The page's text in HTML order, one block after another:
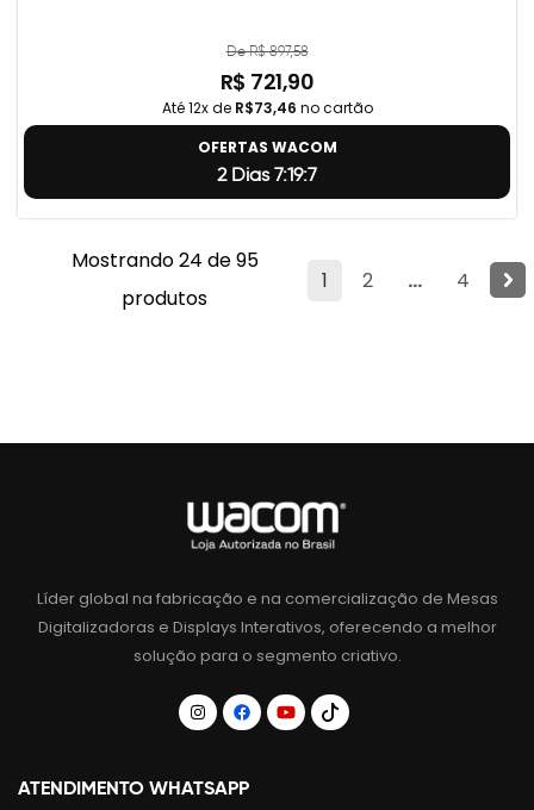
De R$ 897,58
R$ 721,90
Até 12x de R$73,46 no cartão
OFERTAS WACOM
2 Dias 7:19:5
1 2 ... 4
Mostrando 24 de 95
produtos
Líder global na fabricação e na comercialização de Mesas
Digitalizadoras e Displays Interativos, oferecendo a melhor
solução para o segmento criativo.
ATENDIMENTO WHATSAPP